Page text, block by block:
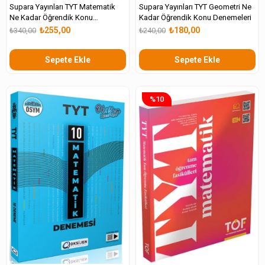
Supara Yayınları TYT Matematik
Ne Kadar Öğrendik Konu
Denemeleri₺255,00
₺340,00
Sepete Ekle
Supara Yayınları TYT Geometri Ne
Kadar Öğrendik Konu Denemeleri
₺180,00
₺240,00
Sepete Ekle
%10